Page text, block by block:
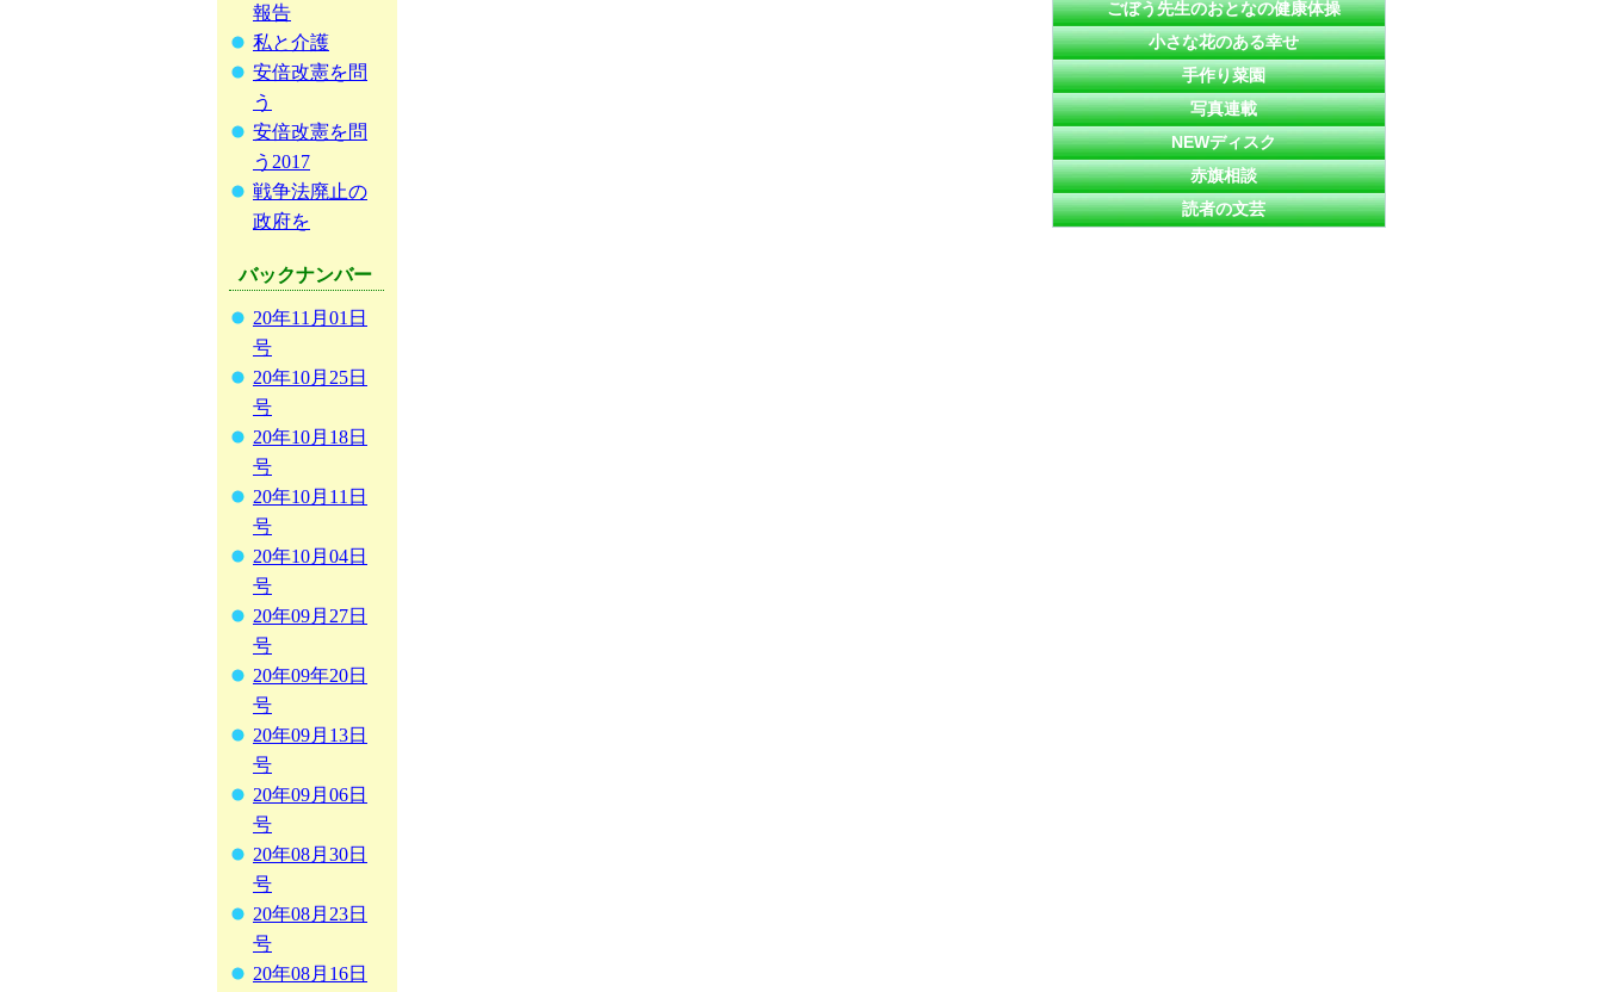
報告
私と介護
安倍改憲を問
う
安倍改憲を問
う2017
戦争法廃止の
政府を
バックナンバー
20年11月01日
号
20年10月25日
号
20年10月18日
号
20年10月11日
号
20年10月04日
号
20年09月27日
号
20年09年20日
号
20年09月13日
号
20年09月06日
号
20年08月30日
号
20年08月23日
号
20年08月16日
ごぼう先生のおとなの健康体操
小さな花のある幸せ
手作り菜園
写真連載
NEWディスク
赤旗相談
読者の文芸